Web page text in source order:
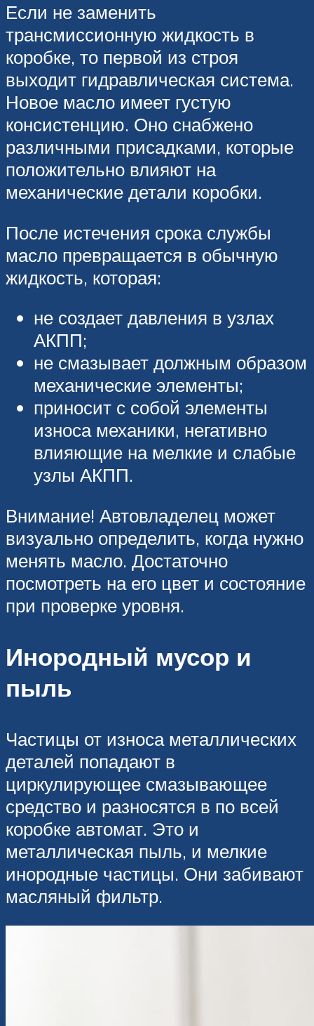
Если не заменить
трансмиссионную жидкость в
коробке, то первой из строя
выходит гидравлическая система.
Новое масло имеет густую
консистенцию. Оно снабжено
различными присадками, которые
положительно влияют на
механические детали коробки.
После истечения срока службы
масло превращается в обычную
жидкость, которая:
не создает давления в узлах
АКПП;
не смазывает должным образом
механические элементы;
приносит с собой элементы
износа механики, негативно
влияющие на мелкие и слабые
узлы АКПП.
Внимание! Автовладелец может
визуально определить, когда нужно
менять масло. Достаточно
посмотреть на его цвет и состояние
при проверке уровня.
Инородный мусор и
пыль
Частицы от износа металлических
деталей попадают в
циркулирующее смазывающее
средство и разносятся в по всей
коробке автомат. Это и
металлическая пыль, и мелкие
инородные частицы. Они забивают
масляный фильтр.